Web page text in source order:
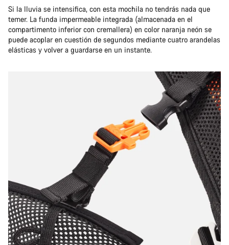
Si la lluvia se intensifica, con esta mochila no tendrás nada que
temer. La funda impermeable integrada (almacenada en el
compartimento inferior con cremallera) en color naranja neón se
puede acoplar en cuestión de segundos mediante cuatro arandelas
elásticas y volver a guardarse en un instante.